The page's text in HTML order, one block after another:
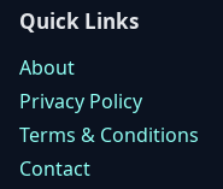
Quick Links
About
Privacy Policy
Terms & Conditions
Contact